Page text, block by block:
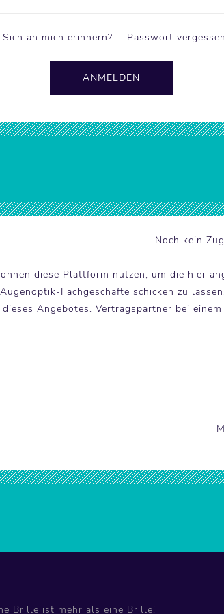
Sich an mich erinnern? Passwort
Noch kein
diese Plattform nutzen, um die hier
Fachgeschäfte schicken zu
dieses Angebotes. Vertragspartner bei
Brille ist mehr als eine Brille!